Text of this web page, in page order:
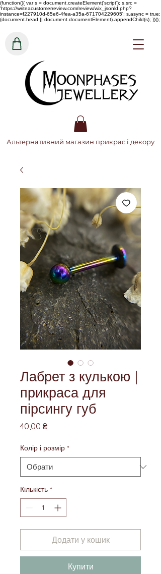
(function(){ var s = document.createElement('script'); s.src =
'https://writeacustomerreview.com/review/wix_jsonld.php?
instance=f227910d-65e6-4fea-a35a-671704229605'; s.async = true;
(document.head || document.documentElement).appendChild(s); })();
Альтернативний магазин прикрас і декору
Лабрет з кулькою |
прикраса для
пірсингу губ
40,00 ₴Ціна
Колір і розмір *
Кількість *
Додати у кошик
Купити